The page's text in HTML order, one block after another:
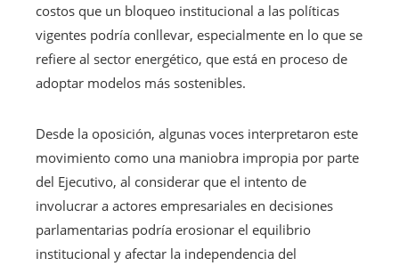
costos que un bloqueo institucional a las políticas
vigentes podría conllevar, especialmente en lo que se
refiere al sector energético, que está en proceso de
adoptar modelos más sostenibles.
Desde la oposición, algunas voces interpretaron este
movimiento como una maniobra impropia por parte
del Ejecutivo, al considerar que el intento de
involucrar a actores empresariales en decisiones
parlamentarias podría erosionar el equilibrio
institucional y afectar la independencia del